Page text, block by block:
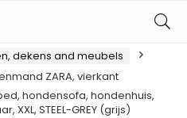
dekens and meubels
ZARA, vierkant
hondensofa, hondenhuis,
STEEL-GREY (grijs)